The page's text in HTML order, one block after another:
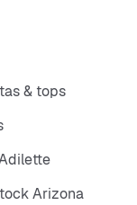
& tops
Arizona